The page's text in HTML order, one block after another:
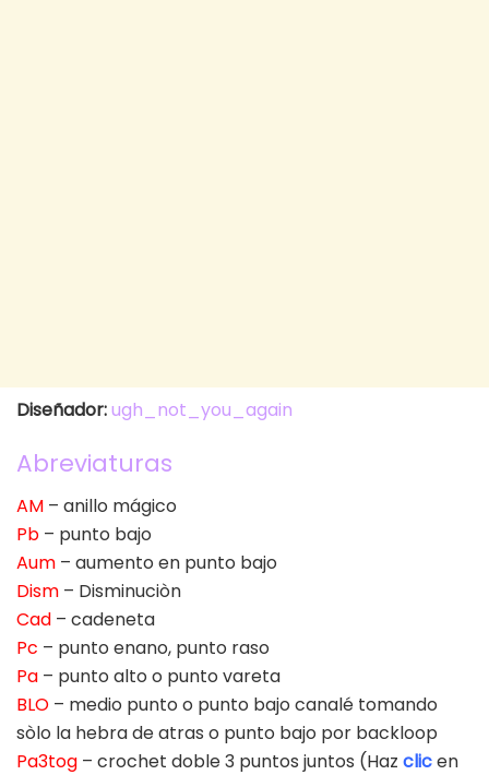
Diseñador:ugh_not_you_again
Abreviaturas
AM – anillo mágico
Pb – punto bajo
Aum – aumento en punto bajo
Dism – Disminuciòn
Cad – cadeneta
Pc – punto enano, punto raso
Pa – punto alto o punto vareta
BLO – medio punto o punto bajo canalé tomando
sòlo la hebra de atras o punto bajo por backloop
Pa3tog – crochet doble 3 puntos juntos (Haz clicen